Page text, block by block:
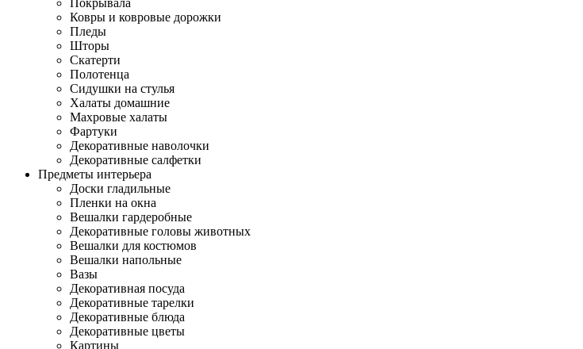
Покрывала
Ковры и ковровые дорожки
Пледы
Шторы
Скатерти
Полотенца
Сидушки на стулья
Халаты домашние
Махровые халаты
Фартуки
Декоративные наволочки
Декоративные салфетки
Предметы интерьера
Доски гладильные
Пленки на окна
Вешалки гардеробные
Декоративные головы животных
Вешалки для костюмов
Вешалки напольные
Вазы
Декоративная посуда
Декоративные тарелки
Декоративные блюда
Декоративные цветы
Картины